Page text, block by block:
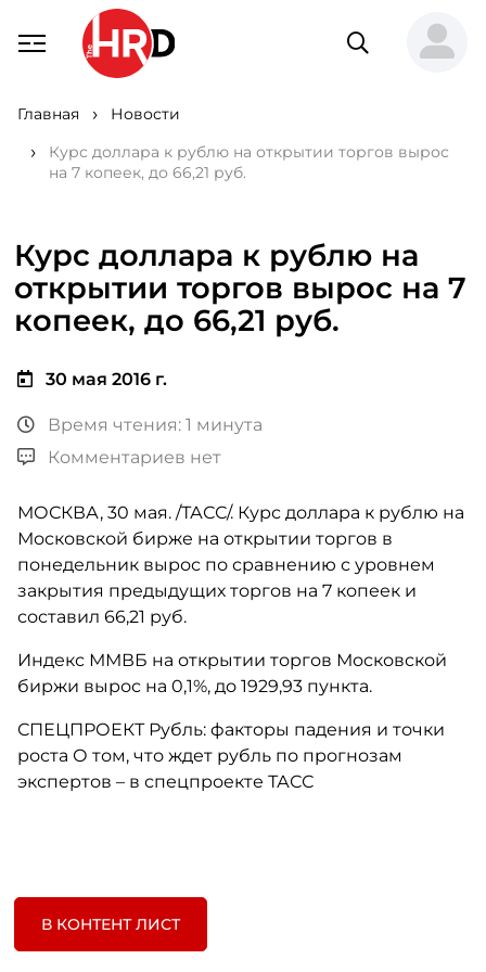
Главная
Новости
Курс доллара к рублю на открытии торгов вырос
на 7 копеек, до 66,21 руб.
Курс доллара к рублю на
открытии торгов вырос на 7
копеек, до 66,21 руб.
30 мая 2016 г.
Время чтения: 1 минута
Комментариев нет
МОСКВА, 30 мая. /ТАСС/. Курс доллара к рублю на
Московской бирже на открытии торгов в
понедельник вырос по сравнению с уровнем
закрытия предыдущих торгов на 7 копеек и
составил 66,21 руб.
Индекс ММВБ на открытии торгов Московской
биржи вырос на 0,1%, до 1929,93 пункта.
СПЕЦПРОЕКТ Рубль: факторы падения и точки
роста О том, что ждет рубль по прогнозам
экспертов – в спецпроекте ТАСС
В КОНТЕНТ ЛИСТ